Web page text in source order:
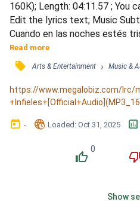
160K); Length: 04:11.57 ; You
Edit the lyrics text; Music
Cuando en las noches estés
bebe / Pues tu sabes que yo /
desviste / Y te hace venirte tu
pienso Princesa que tu eres
de mi haciéndome el amor /
Read more
󰓹 Arts & Entertainment › Music &
https://www.megalobiz.com/lrc/
󰃶 - 󱉊 Loaded: Oct 31, 2025 󱕎
󰔔
0
Show